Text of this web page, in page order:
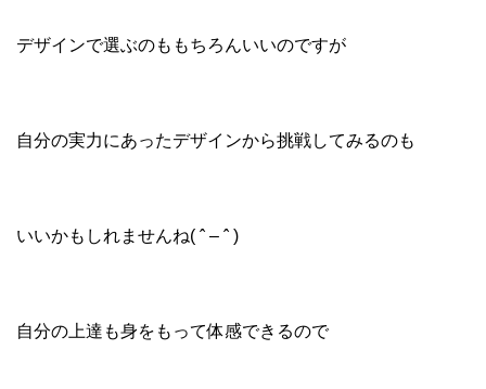
デザインで選ぶのももちろんいいのですが
自分の実力にあったデザインから挑戦してみるのも
いいかもしれませんね( ˆ – ˆ )
自分の上達も身をもって体感できるので